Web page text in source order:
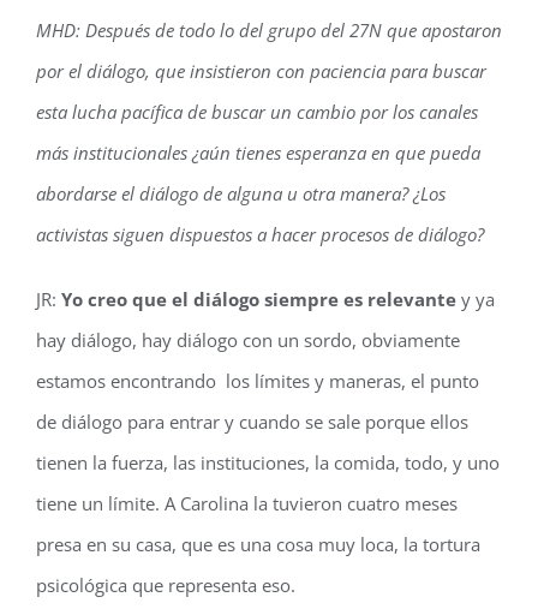
MHD: Después de todo lo del grupo del 27N que apostaron
por el diálogo, que insistieron con paciencia para buscar
esta lucha pacífica de buscar un cambio por los canales
más institucionales ¿aún tienes esperanza en que pueda
abordarse el diálogo de alguna u otra manera? ¿Los
activistas siguen dispuestos a hacer procesos de diálogo?
JR: Yo creo que el diálogo siempre es relevante y ya
hay diálogo, hay diálogo con un sordo, obviamente
estamos encontrando los límites y maneras, el punto
de diálogo para entrar y cuando se sale porque ellos
tienen la fuerza, las instituciones, la comida, todo, y uno
tiene un límite. A Carolina la tuvieron cuatro meses
presa en su casa, que es una cosa muy loca, la tortura
psicológica que representa eso.